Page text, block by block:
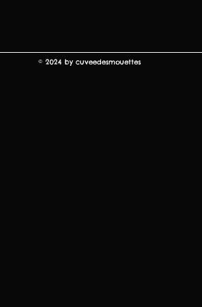
© 2024 by cuveedesmouettes